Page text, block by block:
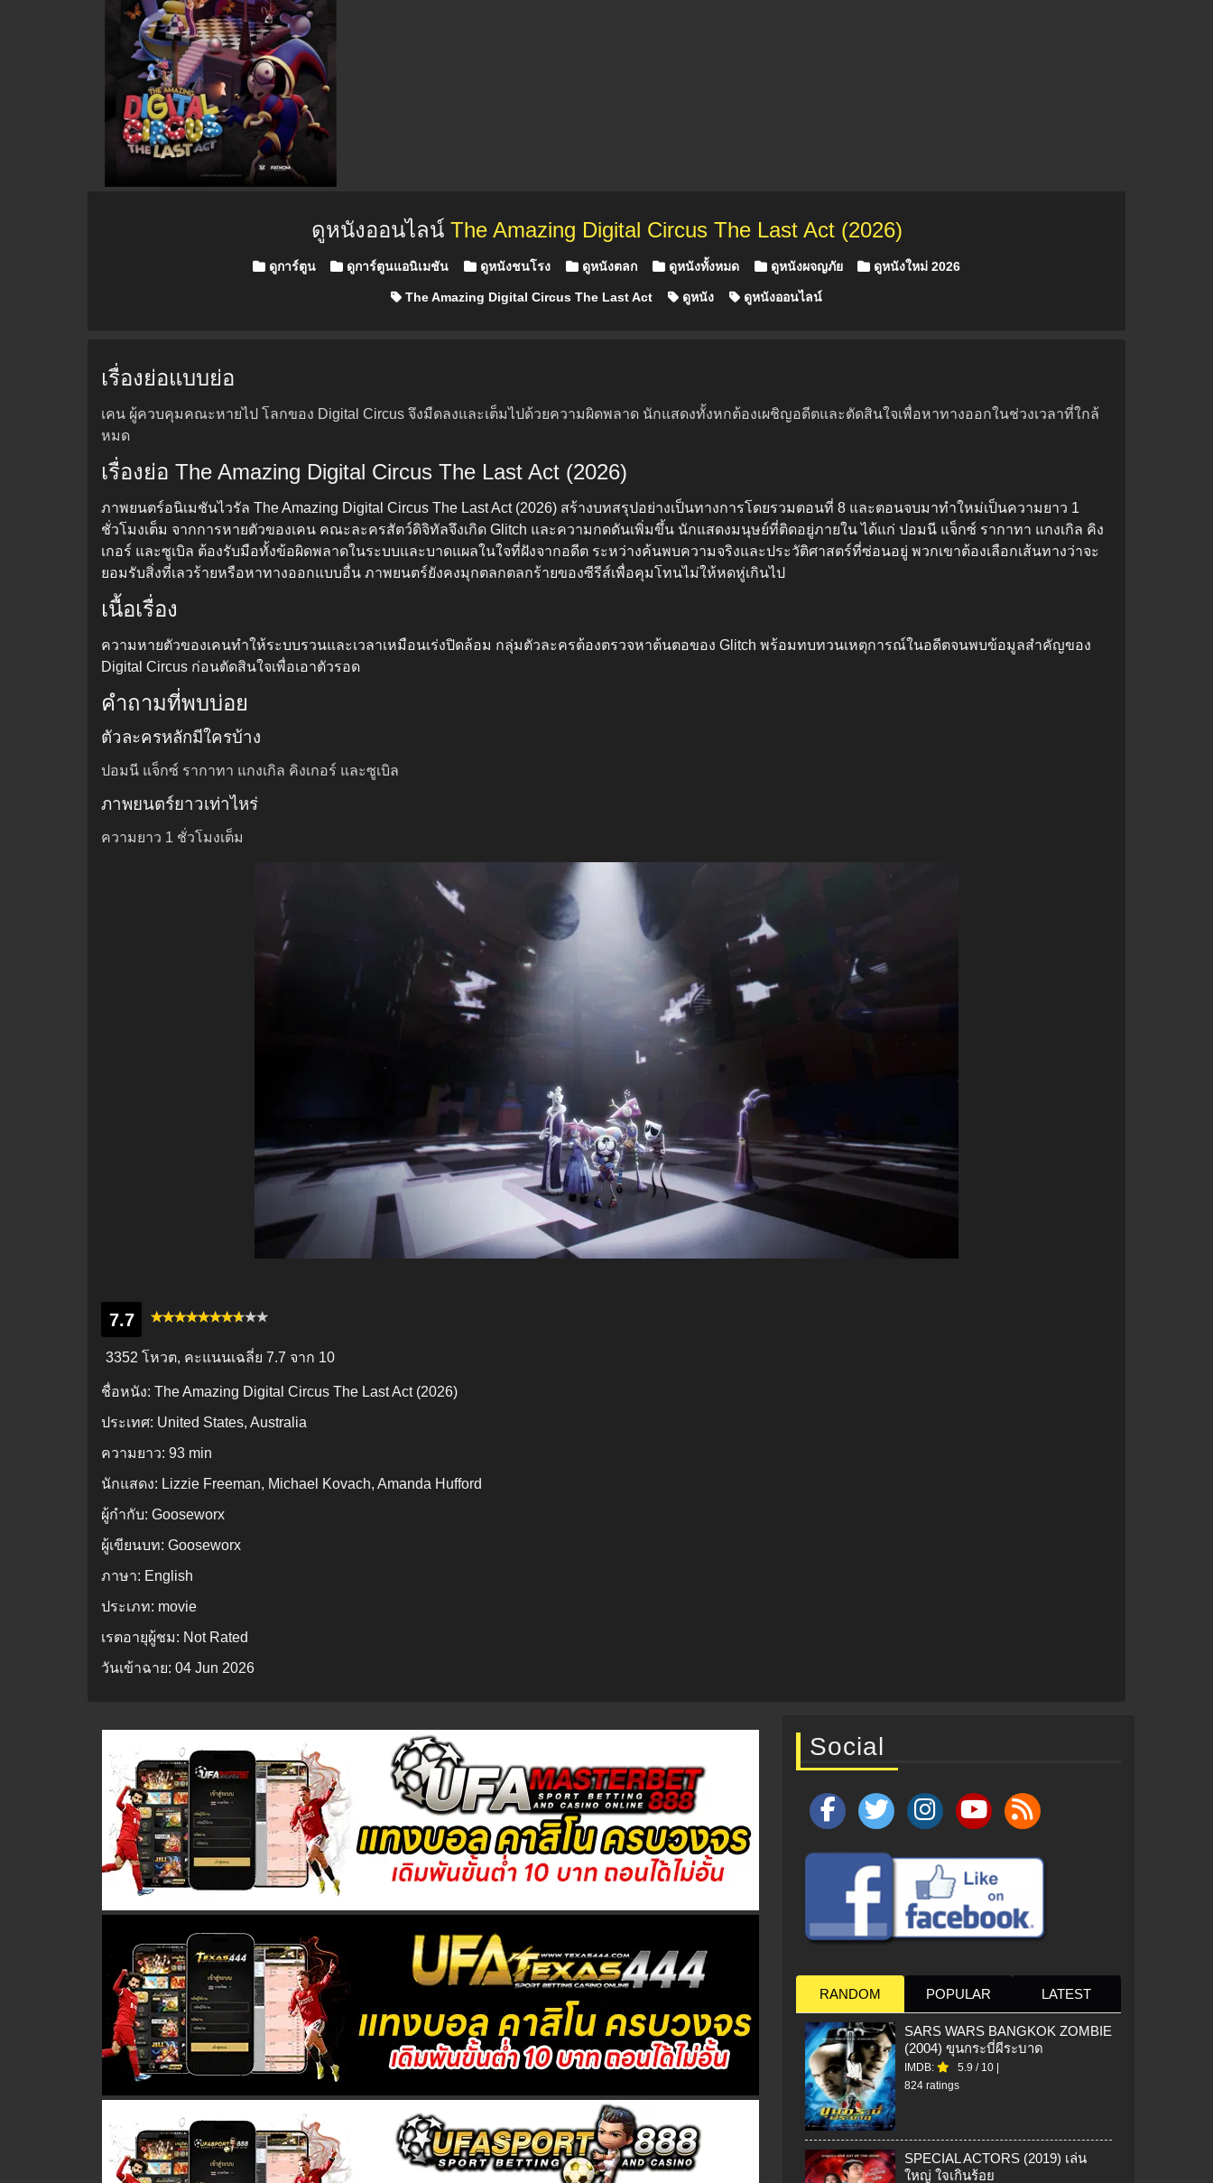
ดูหนังออนไลน์ The Amazing Digital Circus The Last Act (2026)
Posted in
ดูการ์ตูน ดูการ์ตูนแอนิเมชัน ดูหนังชนโรง ดูหนังตลก ดูหนังทั้งหมด ดูหนังผจญภัย ดูหนังใหม่ 2026
The Amazing Digital Circus The Last Act ดูหนัง ดูหนังออนไลน์
เรื่องย่อแบบย่อ
เคน ผู้ควบคุมคณะหายไป โลกของ Digital Circus จึงมืดลงและเต็มไปด้วยความผิดพลาด นักแสดงทั้งหกต้องเผชิญอดีตและตัดสินใจเพื่อหาทางออกในช่วงเวลาที่ใกล้
หมด
เรื่องย่อ The Amazing Digital Circus The Last Act (2026)
ภาพยนตร์อนิเมชันไวรัล The Amazing Digital Circus The Last Act (2026) สร้างบทสรุปอย่างเป็นทางการโดยรวมตอนที่ 8 และตอนจบมาทำใหม่เป็นความยาว 1
ชั่วโมงเต็ม จากการหายตัวของเคน คณะละครสัตว์ดิจิทัลจึงเกิด Glitch และความกดดันเพิ่มขึ้น นักแสดงมนุษย์ที่ติดอยู่ภายใน ได้แก่ ปอมนี แจ็กซ์ รากาทา แกงเกิล คิง
เกอร์ และซูเบิล ต้องรับมือทั้งข้อผิดพลาดในระบบและบาดแผลในใจที่ฝังจากอดีต ระหว่างค้นพบความจริงและประวัติศาสตร์ที่ซ่อนอยู่ พวกเขาต้องเลือกเส้นทางว่าจะ
ยอมรับสิ่งที่เลวร้ายหรือหาทางออกแบบอื่น ภาพยนตร์ยังคงมุกตลกตลกร้ายของซีรีส์เพื่อคุมโทนไม่ให้หดหู่เกินไป
เนื้อเรื่อง
ความหายตัวของเคนทำให้ระบบรวนและเวลาเหมือนเร่งปิดล้อม กลุ่มตัวละครต้องตรวจหาต้นตอของ Glitch พร้อมทบทวนเหตุการณ์ในอดีตจนพบข้อมูลสำคัญของ
Digital Circus ก่อนตัดสินใจเพื่อเอาตัวรอด
คำถามที่พบบ่อย
ตัวละครหลักมีใครบ้าง
ปอมนี แจ็กซ์ รากาทา แกงเกิล คิงเกอร์ และซูเบิล
ภาพยนตร์ยาวเท่าไหร่
ความยาว 1 ชั่วโมงเต็ม
7.7
3352 โหวต, คะแนนเฉลี่ย 7.7 จาก 10
ชื่อหนัง: The Amazing Digital Circus The Last Act (2026)
ประเทศ: United States, Australia
ความยาว: 93 min
นักแสดง: Lizzie Freeman, Michael Kovach, Amanda Hufford
ผู้กำกับ: Gooseworx
ผู้เขียนบท: Gooseworx
ภาษา: English
ประเภท: movie
เรตอายุผู้ชม: Not Rated
วันเข้าฉาย: 04 Jun 2026
Social
RANDOM POPULAR LATEST
SARS WARS BANGKOK ZOMBIE
(2004) ขุนกระบี่ผีระบาด
IMDB: 5.9 / 10
824 ratings
SPECIAL ACTORS (2019) เล่น
ใหญ่ ใจเกินร้อย